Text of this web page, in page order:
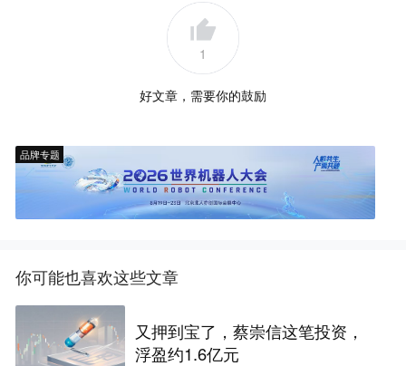
1
好文章，需要你的鼓励
品牌专题
你可能也喜欢这些文章
又押到宝了，蔡崇信这笔投资，
浮盈约1.6亿元